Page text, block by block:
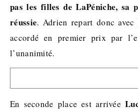
pas les filles de LaPéniche, sa
réussie. Adrien repart donc
accordé en premier prix par
l’unanimité.
En seconde place est arrivée